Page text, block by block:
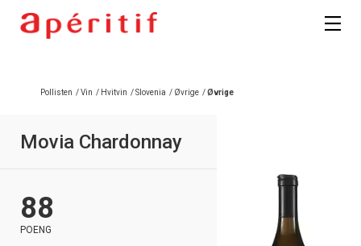
Pollisten /Vin / Hvitvin /Slovenia / Øvrige /Øvrige
Movia Chardonnay
88
POENG